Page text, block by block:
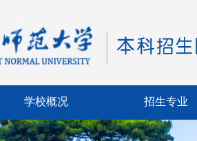
学校概况 招生专业